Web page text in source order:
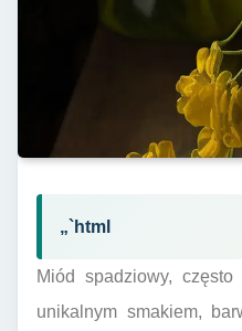
„`html
Miód spadziowy,
unikalnym smakiem,